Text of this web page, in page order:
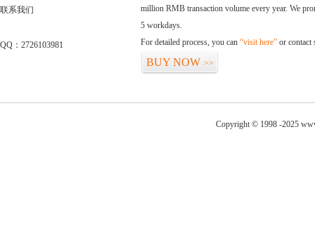
联系我们
QQ：2726103981
million RMB transaction volume every year. We
5 workdays.
For detailed process, you can “visit here” or contact
BUY NOW >>
Copyright © 1998 -2025